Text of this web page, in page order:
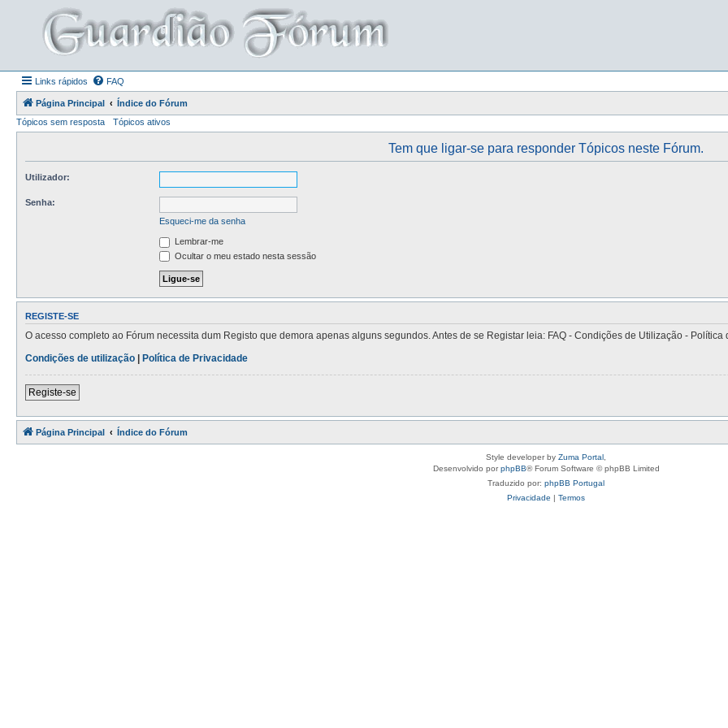
Links rápidos FAQ
Página Principal
Índice do Fórum
Tópicos sem resposta
Tópicos ativos
Tem que ligar-se para responder Tópicos neste Fórum.
Utilizador:
Senha:
Esqueci-me da senha
Lembrar-me
Ocultar o meu estado nesta sessão
REGISTE-SE
O acesso completo ao Fórum necessita dum Registo que demora apenas alguns segundos. Antes de se Registar leia: FAQ - Condições de Utilização -
Condições de utilização | Política de Privacidade
Registe-se
Página Principal Índice do Fórum
Style developer by Zuma Portal
Desenvolvido porphpBB® Forum Software © phpBB Limited
Traduzido por: phpBB Portugal
Privacidade | Termos